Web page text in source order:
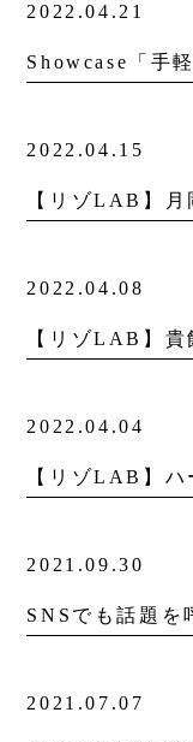
2022.04.21
2022.04.15
2022.04.08
2022.04.04
2021.09.30
2021.07.07